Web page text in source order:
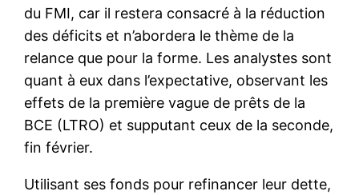
du FMI, car il restera consacré à la réduction
des déficits et n’abordera le thème de la
relance que pour la forme. Les analystes sont
quant à eux dans l’expectative, observant les
effets de la première vague de prêts de la
BCE (LTRO) et supputant ceux de la seconde,
fin février.
Utilisant ses fonds pour refinancer leur dette,